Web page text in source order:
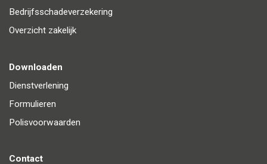
Bedrijfsschadeverzekering
Overzicht zakelijk
Downloaden
Dienstverlening
Formulieren
Polisvoorwaarden
Contact